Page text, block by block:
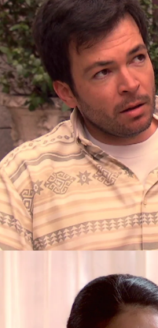
Tras la confesión de
presentado en el
está tramando.
El hombre le ha
erroresy su única
familia.
Pero Jorge sabe
porque está lleno de
quiere que se
perdido todo lo que
referencia a Carballo.
» Amar es para siempre
Joaquín Luján